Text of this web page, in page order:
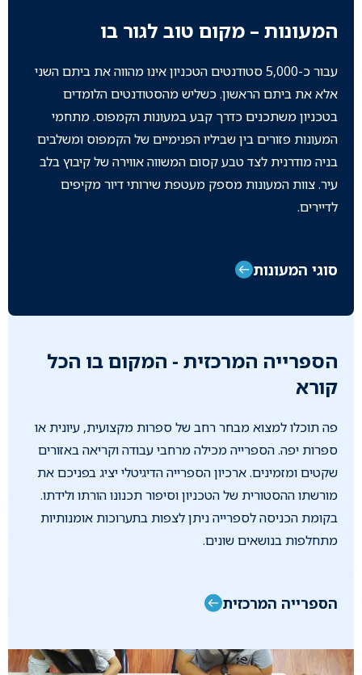
המעונות – מקום טוב לגור בו
עבור כ-5,000 סטודנטים הטכניון אינו מהווה את ביתם השני
אלא את ביתם הראשון. כשליש מהסטודנטים הלומדים
בטכניון משתכנים כדרך קבע במעונות הקמפוס. מתחמי
המעונות פזורים בין שביליו הפנימיים של הקמפוס ומשלבים
בניה מודרנית לצד טבע קסום המשווה אווירה של קיבוץ בלב
עיר. צוות המעונות מספק מעטפת שירותי דיור מקיפים
לדיירים.
סוגי המעונות
הספרייה המרכזית - המקום בו הכל
קורא
פה תוכלו למצוא מבחר רחב של ספרות מקצועית, עיונית או
ספרות יפה. הספרייה מכילה מרחבי עבודה וקריאה באזורים
שקטים ומזמינים. ארכיון הספרייה הדיגיטלי יציג בפניכם את
מורשתו ההסטורית של הטכניון וסיפור תכנונו הורתו ולידתו.
בקומת הכניסה לספרייה ניתן לצפות בתערוכות אומנותיות
מתחלפות בנושאים שונים.
הספרייה המרכזית